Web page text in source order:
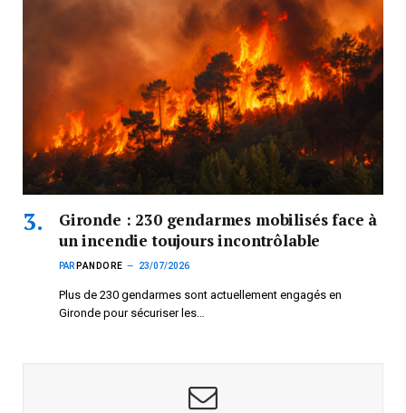
Gironde : 230 gendarmes mobilisés face à
un incendie toujours incontrôlable
PAR PANDORE 23/07/2026
Plus de 230 gendarmes sont actuellement engagés en
Gironde pour sécuriser les…